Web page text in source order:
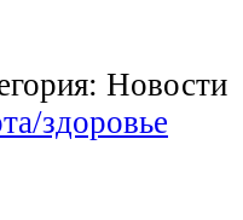
Новости
здоровье